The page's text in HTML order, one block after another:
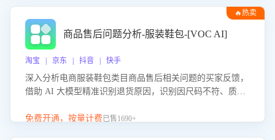
🔥热卖
商品售后问题分析-服装鞋包-[VOC AI]
淘宝 | 京东 | 抖音 | 快手
深入分析电商服装鞋包类目商品售后相关问题的买家反馈，
借助 AI 大模型精准识别退货原因，识别因尺码不符、质量
议，助力商家优化产品或服务，实现销售额的显著提升。
免费开通，按量计费已售1690+